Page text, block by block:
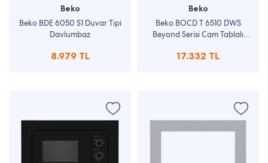
Beko
Beko BDE 6050 S1 Duvar Tipi
Davlumbaz
8.979 TL
Beko
Beko BOCD T 6510 DWS
Beyond Serisi Cam Tablalı
17.332 TL